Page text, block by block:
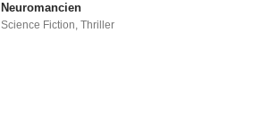
Neuromancien
Science Fiction,Thriller